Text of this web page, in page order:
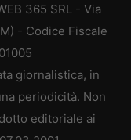
365 SRL - Via
- Codice Fiscale
giornalistica, in
periodicità. Non
editoriale ai